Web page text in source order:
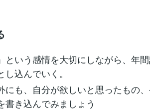
という感情を大切にしながら、年
込んでいく。
にも、自分が欲しいと思ったもの
書き込んでみましょう